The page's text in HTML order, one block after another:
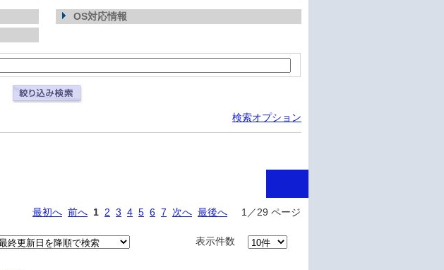
OS対応情報
検索オプション
最初へ 前へ 1 2 3 4 5 6 7 次へ 最後へ 1／29 ページ
表示件数